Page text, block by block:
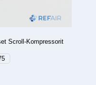
Scroll-Kompressorit